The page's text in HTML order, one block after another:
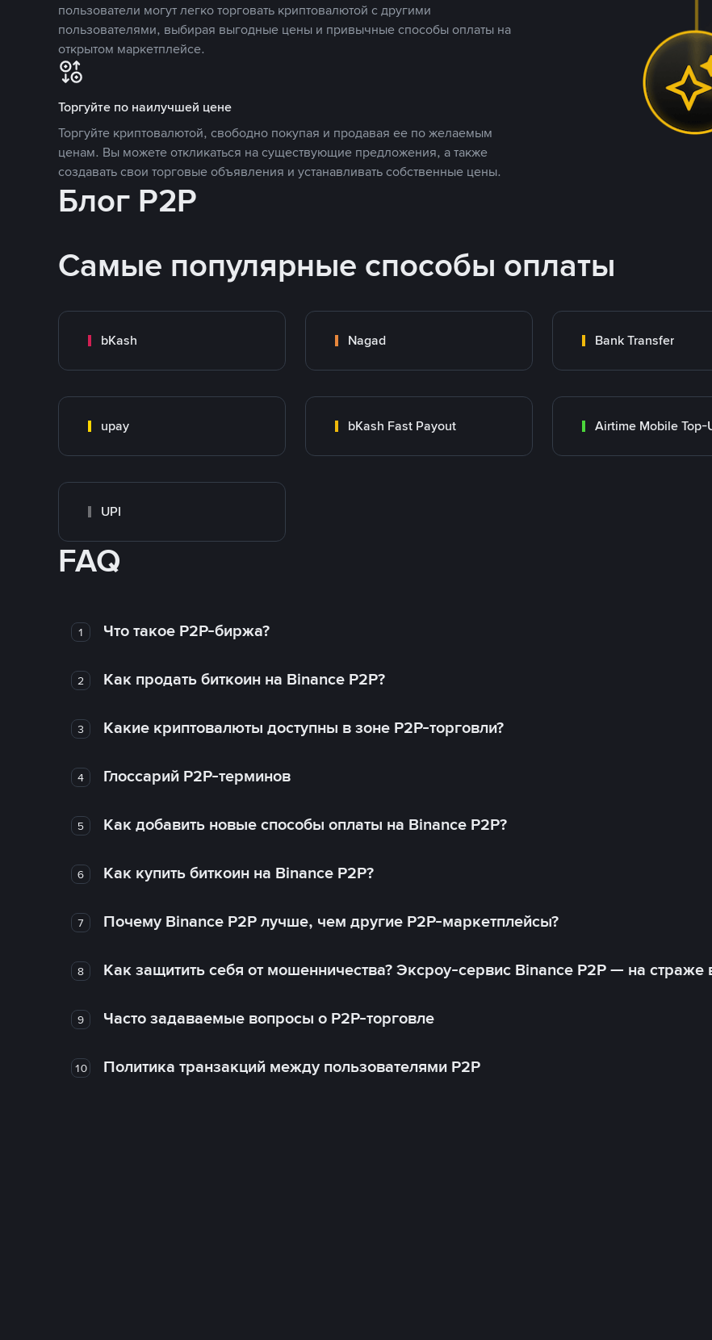
пользователи могут легко торговать криптовалютой с другими
пользователями, выбирая выгодные цены и привычные способы оплаты на
открытом маркетплейсе.
Торгуйте по наилучшей цене
Торгуйте криптовалютой, свободно покупая и продавая ее по желаемым
ценам. Вы можете откликаться на существующие предложения, а также
создавать свои торговые объявления и устанавливать собственные цены.
Блог P2P
Самые популярные способы оплаты
bKash Nagad Bank Transfer
upay bKash Fast Payout Airtime Mobile Top-
UPI
FAQ
1 Что такое P2P-биржа?
2 Как продать биткоин на Binance P2P?
3 Какие криптовалюты доступны в зоне P2P-торговли?
4 Глоссарий P2P-терминов
5 Как добавить новые способы оплаты на Binance P2P?
6 Как купить биткоин на Binance P2P?
7 Почему Binance P2P лучше, чем другие P2P-маркетплейсы?
8 Как защитить себя от мошенничества? Эксроу-сервис Binance P2P — на страже
9 Часто задаваемые вопросы о P2P-торговле
10 Политика транзакций между пользователями P2P